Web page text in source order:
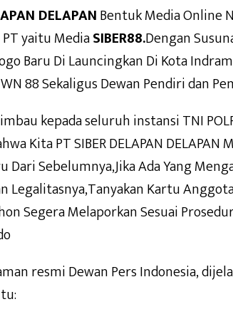
DELAPANBentuk Media Online
yaitu MediaSIBER88.Dengan
Baru Di Launcingkan Di Kota
88 Sekaligus Dewan Pendiri dan
kepada seluruh instansi TNI
Kita PT SIBER DELAPAN
Dari Sebelumnya,Jika Ada Yang
Legalitasnya,Tanyakan Kartu
Segera Melaporkan Sesuai
resmi Dewan Pers Indonesia,